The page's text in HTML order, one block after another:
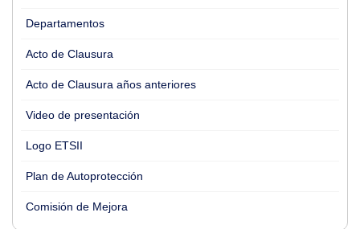
Departamentos
Acto de Clausura
Acto de Clausura años anteriores
Video de presentación
Logo ETSII
Plan de Autoprotección
Comisión de Mejora